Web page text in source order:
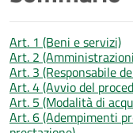
Art. 1 (Beni e servizi)
Art. 2
Art. 3 (Responsabile
Art. 4 (Avvio del
Art. 5 (Modalità di
Art. 6 (Adempimenti